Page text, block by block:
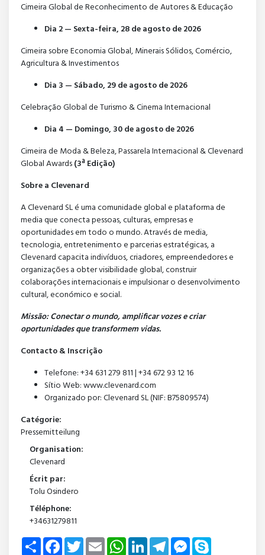
Cimeira Global de Reconhecimento de Autores & Educação
Dia 2 — Sexta-feira, 28 de agosto de 2026
Cimeira sobre Economia Global, Minerais Sólidos, Comércio,
Agricultura & Investimentos
Dia 3 — Sábado, 29 de agosto de 2026
Celebração Global de Turismo & Cinema Internacional
Dia 4 — Domingo, 30 de agosto de 2026
Cimeira de Moda & Beleza, Passarela Internacional & Clevenard
Global Awards(3ª Edição)
Sobre a Clevenard
A Clevenard SL é uma comunidade global e plataforma de
media que conecta pessoas, culturas, empresas e
oportunidades em todo o mundo. Através de media,
tecnologia, entretenimento e parcerias estratégicas, a
Clevenard capacita indivíduos, criadores, empreendedores e
organizações a obter visibilidade global, construir
colaborações internacionais e impulsionar o desenvolvimento
cultural, económico e social.
Missão: Conectar o mundo, amplificar vozes e criar
oportunidades que transformem vidas.
Contacto & Inscrição
Telefone: +34 631 279 811 | +34 672 93 12 16
Sítio Web: www.clevenard.com
Organizado por: Clevenard SL (NIF: B75809574)
Catégorie:
Pressemitteilung
Organisation:
Clevenard
Écrit par:
Tolu Osindero
Téléphone:
+34631279811
Share FacebookTwitterEmail WhatsAppLinkedInTelegramMessenger